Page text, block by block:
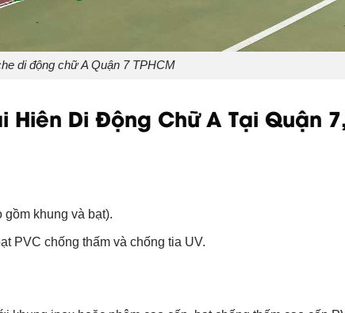
di động chữ A Quận 7 TPHCM
Hiên Di Động Chữ A Tại Quận
gồm khung và bạt).
PVC chống thấm và chống tia UV.